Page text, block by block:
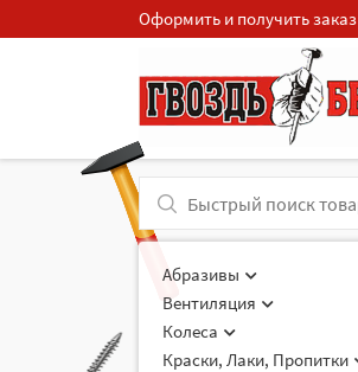
Оформить и получить заказ
Абразивы
Вентиляция
Колеса
Краски, Лаки, Пропитки